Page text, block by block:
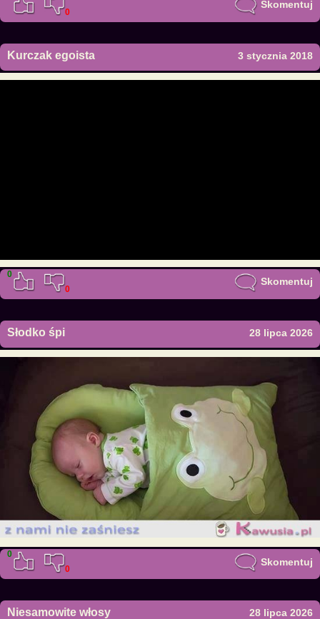
0
Skomentuj
Kurczak egoista 3 stycznia 2018
0
0
Skomentuj
Słodko śpi 28 lipca 2026
0
0
Skomentuj
Niesamowite włosy 28 lipca 2026